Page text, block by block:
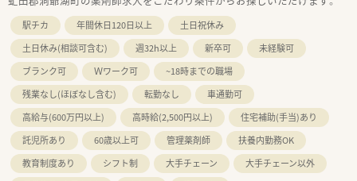
駅チカ 年間休日120日以上
土日祝休み
土日休み(相談可含む)
週32h以上 新卒可
未経験可
ブランク可
Ｗワーク可
~18時までの職場
残業なし(ほぼなし含む)
転勤なし
車通勤可
高給与(600万円以上)
高時給(2,500円以上)
住宅補助(手当)あり
託児所あり
60歳以上可 管理薬剤師
扶養内勤務OK
教育制度あり
シフト制 大手チェーン
大手チェーン以外